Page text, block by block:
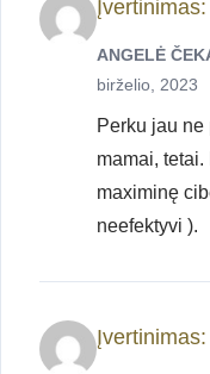
Įvertinimas:
ANGELĖ
birželio, 2023
Perku jau ne
mamai,
maximinę
neefektyvi ).
Įvertinimas: